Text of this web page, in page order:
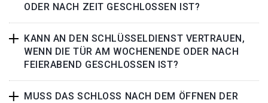
ODER NACH ZEIT GESCHLOSSEN IST?
KANN AN DEN SCHLÜSSELDIENST VERTRAUEN,
WENN DIE TÜR AM WOCHENENDE ODER NACH
FEIERABEND GESCHLOSSEN IST?
MUSS DAS SCHLOSS NACH DEM ÖFFNEN DER